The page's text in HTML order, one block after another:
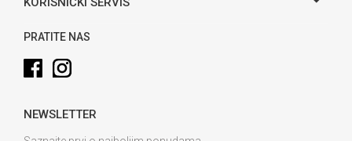
Telefon:
Email:
Račun
Uslovi korišćenja i prodaje
Kako kupiti
Plaćanje karticama
Isporuka
PRATITE NAS
NEWSLETTER